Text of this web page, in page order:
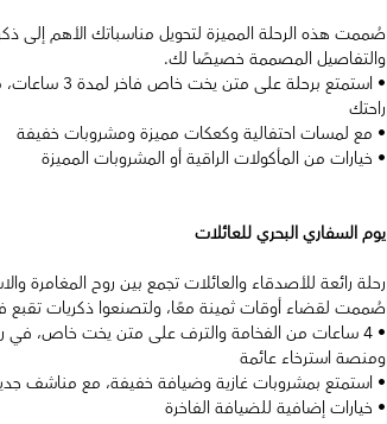
صُممت هذه الرحلة المميزة لتحويل مناسباتك الأهم إلى
والتفاصيل المصممة خصيصًا لك.
• استمتع
راحتك
• مع لمسات احتفالية وكعكات مميزة ومشروبات خفيفة
• خيارات من المأكولات الراقية أو المشروبات المميزة
يوم السفاري البحري للعائلات
رحلة رائعة للأصدقاء والعائلات تجمع بين روح المغامرة
صُممت لقضاء أوقات ثمينة معًا، ولتصنعوا ذكريات تقبع
• 4 ساعات من الفخامة والترف على متن يخت خاص،
ومنصة استرخاء عائمة
• استمتع بمشروبات غازية وضيافة خفيفة، مع مناشف
• خيارات إضافية للضيافة الفاخرة